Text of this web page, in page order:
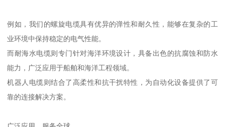
例如，我们的螺旋电缆具有优异的弹性和耐久性，能够在复杂的工
业环境中保持稳定的电气性能。
而耐海水电缆则专门针对海洋环境设计，具备出色的抗腐蚀和防水
能力，广泛应用于船舶和海洋工程领域。
机器人电缆则结合了高柔性和抗干扰特性，为自动化设备提供了可
靠的连接解决方案。